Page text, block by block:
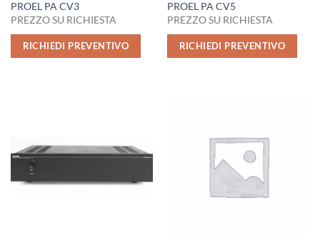
PROEL PA CV3
PREZZO SU RICHIESTA
RICHIEDI PREVENTIVO
PROEL PA CV5
PREZZO SU RICHIESTA
RICHIEDI PREVENTIVO